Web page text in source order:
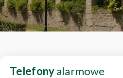
Telefonyalarmowe